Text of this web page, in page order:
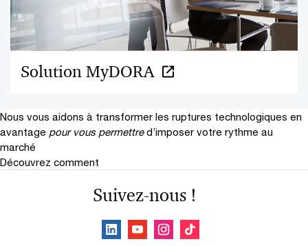
Solution MyDORA
Nous vous aidons à transformer les ruptures technologiques en
avantage pour vous permettre d’imposer votre rythme au
marché
Découvrez comment
Suivez-nous !